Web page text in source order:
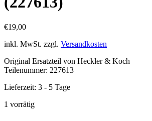
€19,00
inkl. MwSt. zzgl. Versandkosten
Original Ersatzteil von Heckler & Koch
Teilenummer: 227613
Lieferzeit: 3 - 5 Tage
1 vorrätig